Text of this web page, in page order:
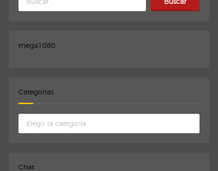
mega1080
Categorias
Categorias
Chat